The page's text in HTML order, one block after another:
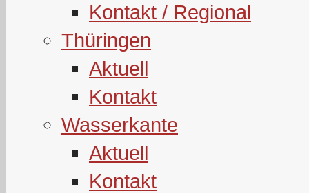
Kontakt / Regional
Thüringen
Aktuell
Kontakt
Wasserkante
Aktuell
Kontakt